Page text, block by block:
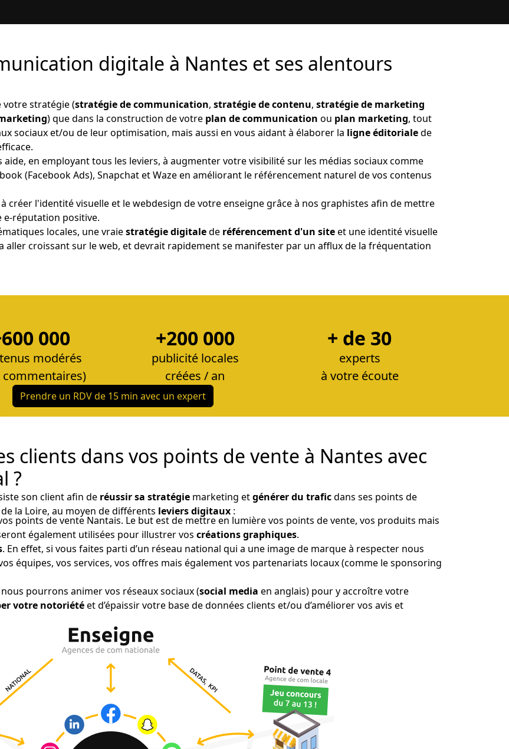
digitale à Nantes et ses alentours
votre stratégie (stratégie de communication, stratégie de contenu, stratégie de marketing
) que dans la construction de votre plan de communication ou plan marketing, tout
sociaux et/ou de leur optimisation, mais aussi en vous aidant à élaborer la ligne éditorialede
en employant tous les leviers, à augmenter votre visibilité sur les médias sociaux comme
(Facebook Ads), Snapchat et Waze en améliorant le référencement naturel de vos contenus
créer l'identité visuelle et le webdesign de votre enseigne grâce à nos graphistes afin de mettre
e-réputation positive.
locales, une vraiestratégie digitalede référencement d'un siteet une identité visuelle
croissant sur le web, et devrait rapidement se manifester par un afflux de la fréquentation
000
modérés
commentaires)
+200 000
publicité locales
créées / an
+ de 30
experts
à votre écoute
Prendre un RDV de 15 min avec un expert
clients dans vos points de vente à Nantes avec
?
son client afin de réussir sa stratégie marketing etgénérer du traficdans ses points de
la Loire, au moyen de différents leviers digitaux :
points de vente Nantais. Le but est de mettre en lumière vos points de vente, vos produits mais
également utilisées pour illustrer vos créations graphiques.
. En effet, si vous faites parti d’un réseau national qui a une image de marque à respecter nous
équipes, vos services, vos offres mais également vos partenariats locaux (comme le sponsoring
pourrons animer vos réseaux sociaux (social media en anglais) pour y accroître votre
votre notoriétéet d’épaissir votre base de données clients et/ou d’améliorer vos avis et